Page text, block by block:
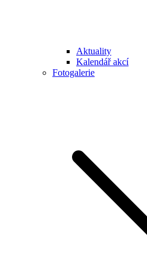
Aktuality
Kalendář akcí
Fotogalerie